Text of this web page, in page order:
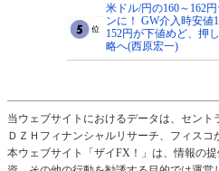
米ドル/円の160～162
ンに！ GW介入時安値
152円が下値めど、押
略へ(西原宏一)
当ウェブサイトにおけるデータは、セント
ＤＺＨフィナンシャルリサーチ、フィスコ
本ウェブサイト「ザイFX！」は、情報の